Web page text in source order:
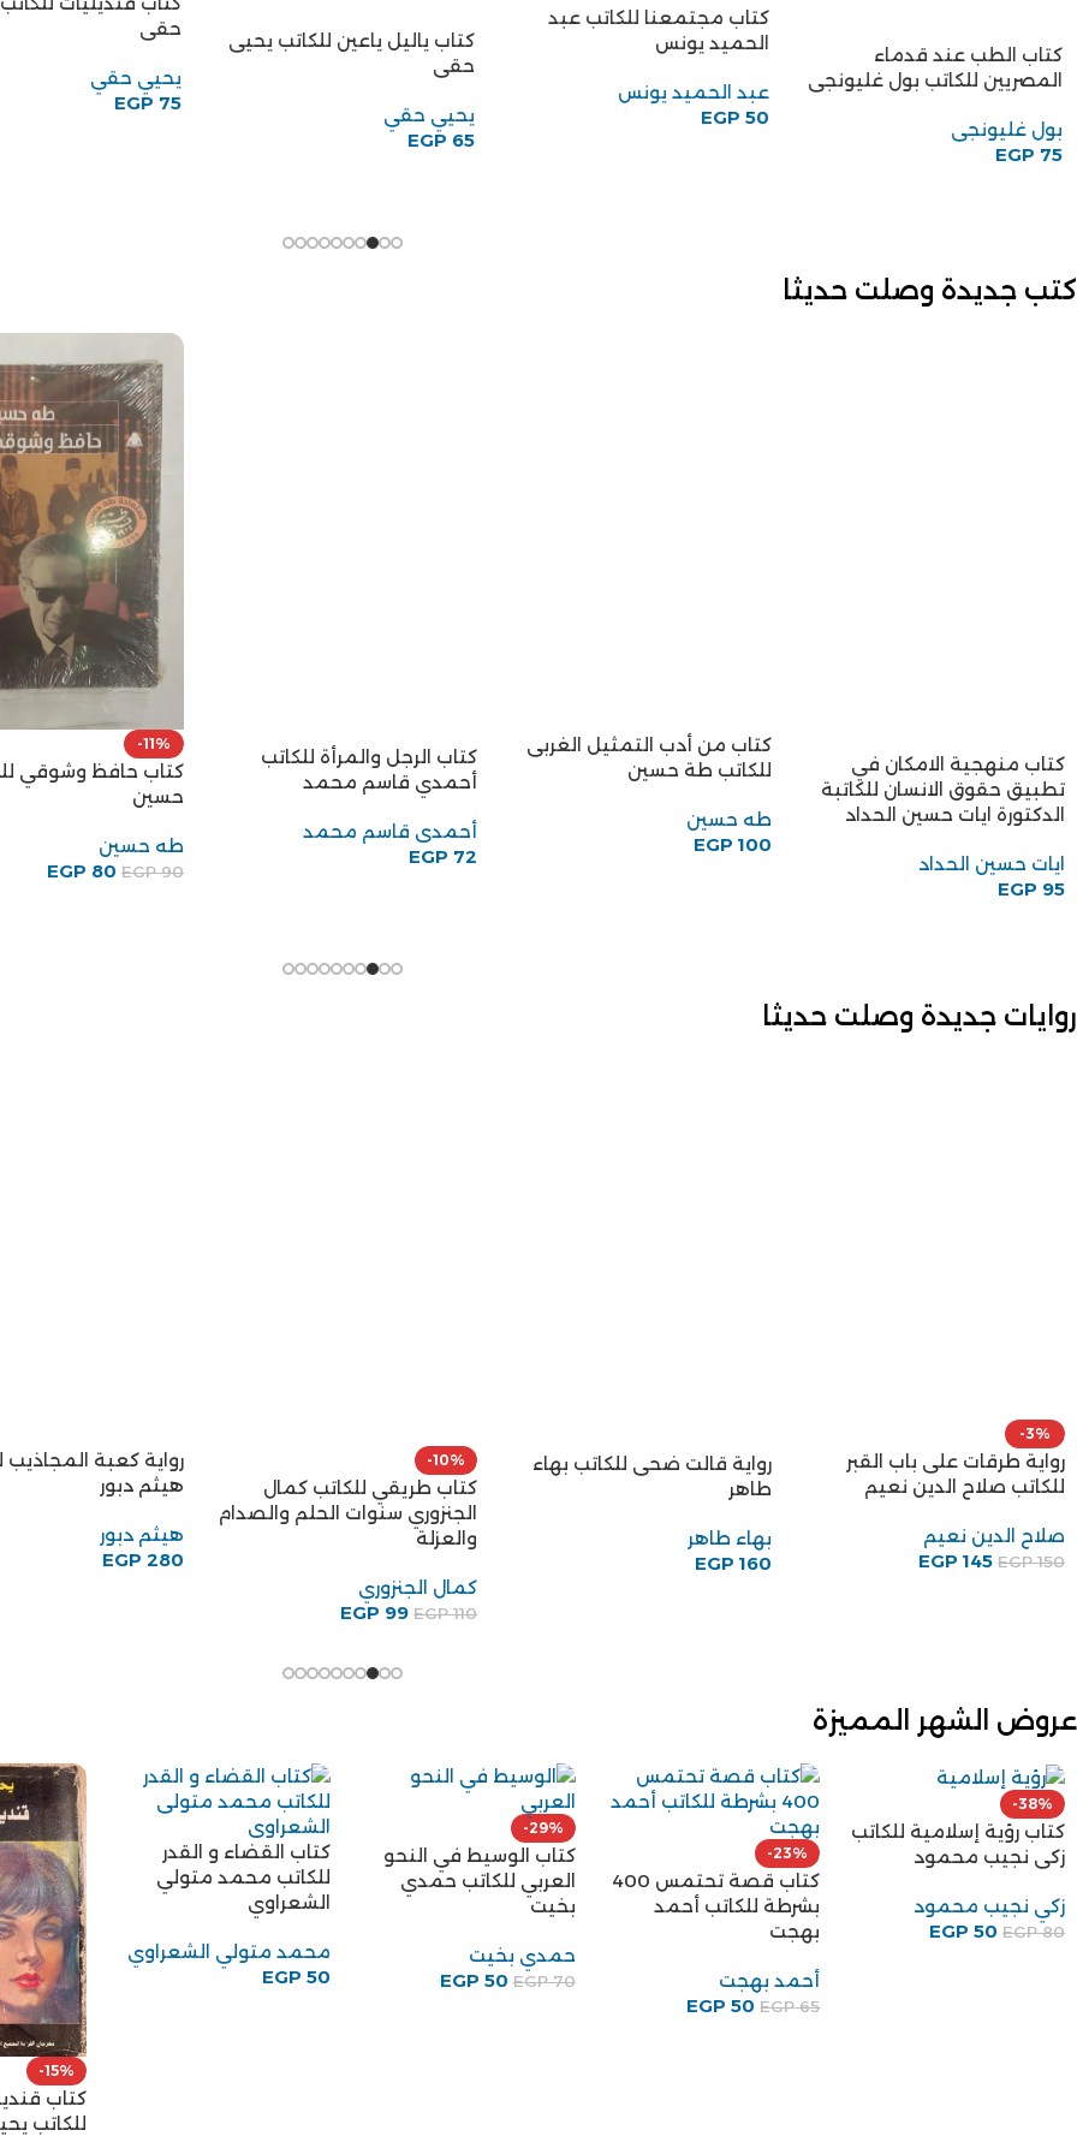
كتاب الطب عند قدماء
المصريين للكاتب بول غليونجى
بول غليونجى
EGP 75
حقى
يحيي حقي
EGP 75
كتب جديدة وصلت حديثا
كتاب منهجية الامكان في
تطبيق حقوق الانسان للكاتبة
الدكتورة ايات حسين الحداد
ايات حسين الحداد
EGP 95
كتاب من أدب التمثيل الغربى
للكاتب طة حسين
طه حسين
EGP 100
كتاب الرجل والمرأة للكاتب
أحمدي قاسم محمد
أحمدى قاسم محمد
EGP 72
-11%
كتاب حافظ وشوقي
حسين
طه حسين
EGP90
EGP 80
روايات جديدة وصلت حديثا
-3%
رواية طرقات على باب القبر
للكاتب صلاح الدين نعيم
صلاح الدين نعيم
EGP150
EGP 145
رواية قالت ضحى للكاتب بهاء
طاهر
بهاء طاهر
EGP 160
-10%
كتاب طريقي للكاتب كمال
الجنزوري سنوات الحلم والصدام
والعزلة
كمال الجنزوري
EGP110
EGP 99
رواية كعبة المجاذيب
هيثم دبور
هيثم دبور
EGP 280
عروض الشهر المميزة
-38%
كتاب رؤية إسلامية للكاتب
زكى نجيب محمود
زكي نجيب محمود
EGP80
EGP 50
-23%
كتاب قصة تحتمس 400
بشرطة للكاتب أحمد
بهجت
أحمد بهجت
EGP65
EGP 50
-29%
كتاب الوسيط في النحو
العربي للكاتب حمدي
بخيت
حمدي بخيت
EGP70
EGP 50
كتاب القضاء و القدر
للكاتب محمد متولي
الشعراوي
محمد متولي الشعراوي
EGP 50
-15%
كتاب
للكاتب